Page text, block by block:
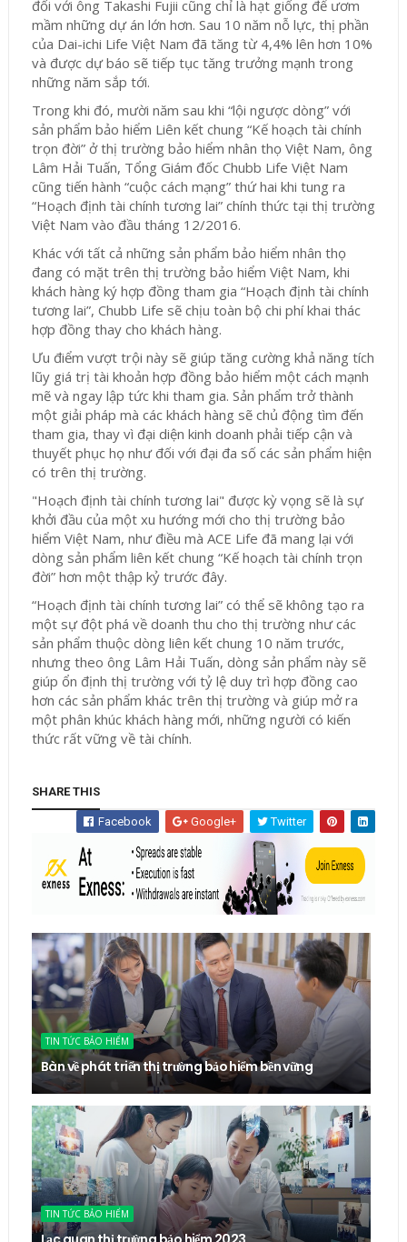
đối với ông Takashi Fujii cũng chỉ là hạt giống để ươm
mầm những dự án lớn hơn. Sau 10 năm nỗ lực, thị phần
của Dai-ichi Life Việt Nam đã tăng từ 4,4% lên hơn 10%
và được dự báo sẽ tiếp tục tăng trưởng mạnh trong
những năm sắp tới.
Trong khi đó, mười năm sau khi “lội ngược dòng” với
sản phẩm bảo hiểm Liên kết chung “Kế hoạch tài chính
trọn đời” ở thị trường bảo hiểm nhân thọ Việt Nam, ông
Lâm Hải Tuấn, Tổng Giám đốc Chubb Life Việt Nam
cũng tiến hành “cuộc cách mạng” thứ hai khi tung ra
“Hoạch định tài chính tương lai” chính thức tại thị trường
Việt Nam vào đầu tháng 12/2016.
Khác với tất cả những sản phẩm bảo hiểm nhân thọ
đang có mặt trên thị trường bảo hiểm Việt Nam, khi
khách hàng ký hợp đồng tham gia “Hoạch định tài chính
tương lai”, Chubb Life sẽ chịu toàn bộ chi phí khai thác
hợp đồng thay cho khách hàng.
Ưu điểm vượt trội này sẽ giúp tăng cường khả năng tích
lũy giá trị tài khoản hợp đồng bảo hiểm một cách mạnh
mẽ và ngay lập tức khi tham gia. Sản phẩm trở thành
một giải pháp mà các khách hàng sẽ chủ động tìm đến
tham gia, thay vì đại diện kinh doanh phải tiếp cận và
thuyết phục họ như đối với đại đa số các sản phẩm hiện
có trên thị trường.
"Hoạch định tài chính tương lai" được kỳ vọng sẽ là sự
khởi đầu của một xu hướng mới cho thị trường bảo
hiểm Việt Nam, như điều mà ACE Life đã mang lại với
dòng sản phẩm liên kết chung “Kế hoạch tài chính trọn
đời” hơn một thập kỷ trước đây.
“Hoạch định tài chính tương lai” có thể sẽ không tạo ra
một sự đột phá về doanh thu cho thị trường như các
sản phẩm thuộc dòng liên kết chung 10 năm trước,
nhưng theo ông Lâm Hải Tuấn, dòng sản phẩm này sẽ
giúp ổn định thị trường với tỷ lệ duy trì hợp đồng cao
hơn các sản phẩm khác trên thị trường và giúp mở ra
một phân khúc khách hàng mới, những người có kiến
thức rất vững về tài chính.
SHARE THIS
Facebook Google+ Twitter
TIN TỨC BẢO HIỂM
Bàn về phát triển thị trường bảo hiểm bền vững
TIN TỨC BẢO HIỂM